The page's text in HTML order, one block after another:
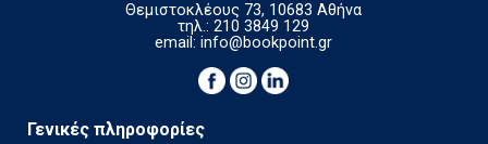
Θεμιστοκλέους 73, 10683 Αθήνα
τηλ.: 210 3849 129
email:info@bookpoint.gr
Γενικές πληροφορίες